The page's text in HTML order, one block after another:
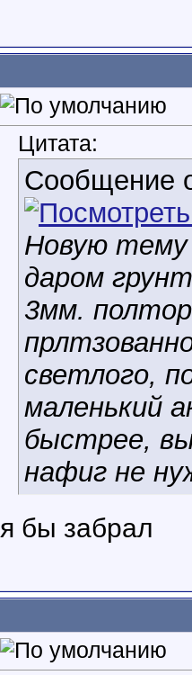
Цитата:
Сообщение
Новую
даром
3мм.
светлого,
маленький
быстрее,
нафиг не
я бы забрал